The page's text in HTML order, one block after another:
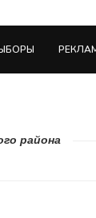
района